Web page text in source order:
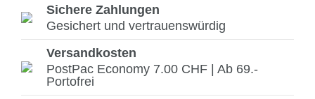
Sichere Zahlungen
Gesichert und vertrauenswürdig
Versandkosten
PostPac Economy 7.00 CHF | Ab 69.-
Portofrei